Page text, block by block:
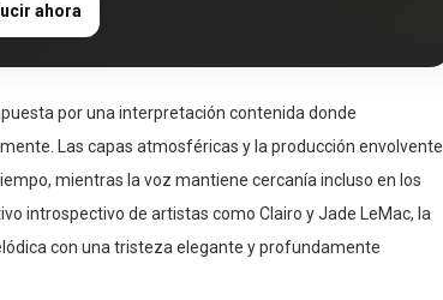
ahora
por una interpretación contenida donde
Las capas atmosféricas y la producción envolvente
mientras la voz mantiene cercanía incluso en los
introspectivo de artistas como Clairo y Jade LeMac, la
con una tristeza elegante y profundamente